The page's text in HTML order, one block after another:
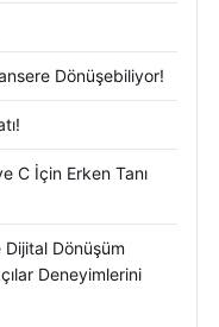
paylaşımların,
bir “sorun” değil,
olduğunu bir
sorumluluk ve
Dönüşebiliyor!
C İçin Erken Tanı
Dijital Dönüşüm
Deneyimlerini